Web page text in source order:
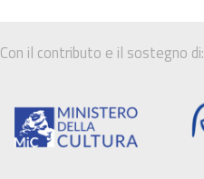
Con il contributo e il sostegno di: